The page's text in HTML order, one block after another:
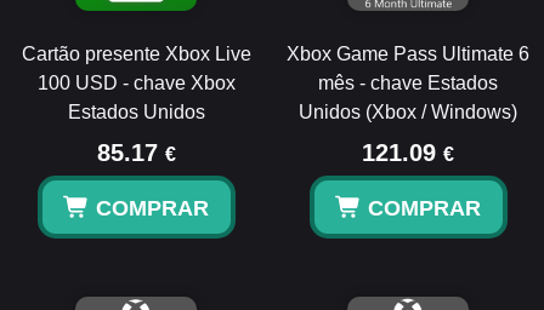
Cartão presente Xbox Live
100 USD - chave Xbox
Estados Unidos
85.17 €
COMPRAR
Xbox Game Pass Ultimate 6
mês - chave Estados
Unidos (Xbox / Windows)
121.09 €
COMPRAR